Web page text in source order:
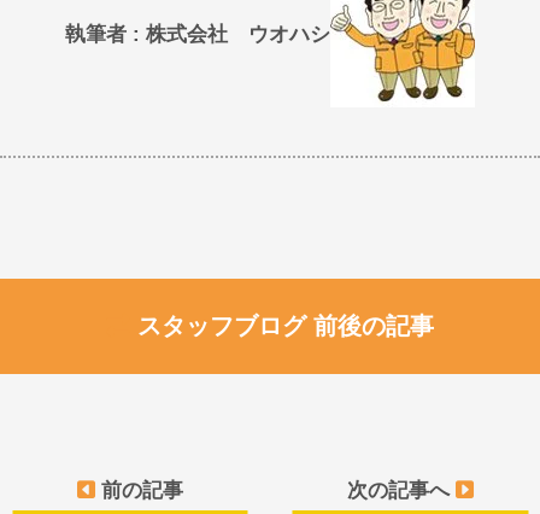
執筆者 : 株式会社 ウオハシ
スタッフブログ 前後の記事
前の記事 次の記事へ